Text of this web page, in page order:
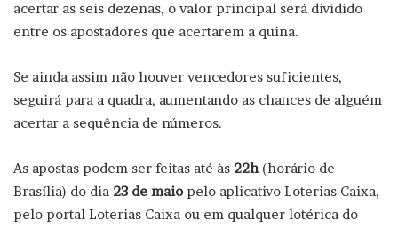
acertar as seis dezenas, o valor principal será dividido
entre os apostadores que acertarem a quina.
Se ainda assim não houver vencedores suficientes,
seguirá para a quadra, aumentando as chances de alguém
acertar a sequência de números.
As apostas podem ser feitas até às 22h (horário de
Brasília) do dia 23 de maio pelo aplicativo Loterias Caixa,
pelo portal Loterias Caixa ou em qualquer lotérica do